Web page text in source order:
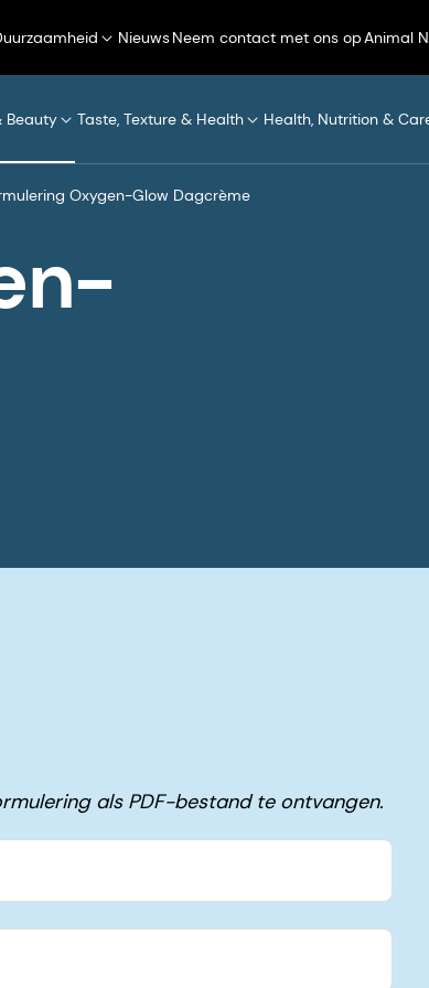
NieuwsNeem contact met ons opAnimal
Beauty Taste, Texture & Health Health, Nutrition &
Oxygen-Glow Dagcrème
als PDF-bestand te ontvangen.